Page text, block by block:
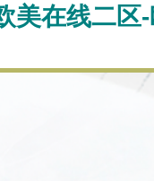
美在线二区